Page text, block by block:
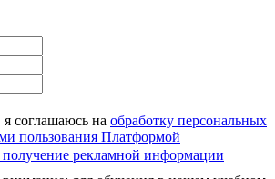
соглашаюсь на обработку персональных
пользования Платформой
получение рекламной информации